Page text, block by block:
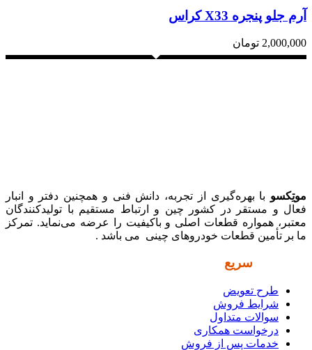
آرم جلو پنجره X33 کراس
2,000,000 تومان
موتِکسو با بهره‌گیری از تجربه، دانش فنی و همچنین دفتر و انبار
فعال و مستقر در کشور چین و ارتباط مستقیم با تولیدکنندگان
معتبر، همواره قطعات اصلی و باکیفیت را عرضه می‌نماید. تمرکز
ما بر تأمین قطعات خودروهای چینی می باشد .
سریع
طرح تعویض
شرایط فروش
سوالات متداول
درخواست همکاری
خدمات پس از فروش